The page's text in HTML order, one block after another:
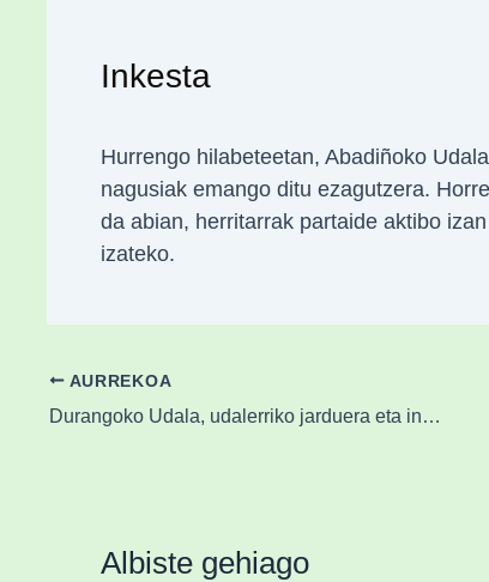
Inkesta
Hurrengo hilabeteetan, Abadiñoko
nagusiak emango ditu ezagutzera.
da abian, herritarrak partaide aktibo
izateko.
AURREKOA
Durangoko Udala, udalerriko jarduera eta instalazio komertzialen errolda abiatu du
Albiste gehiago